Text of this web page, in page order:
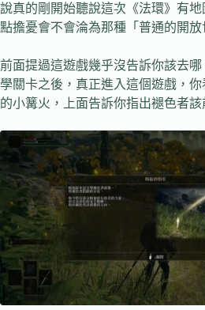
說真的剛開始聽說這次《法環》有
點擔憂會不會淪為那種「普通的開放
前面提過這遊戲幾乎沒告訴你該去
學關卡之後，真正進入這個遊戲，
的小篝火，上面告訴你指出褪色者該